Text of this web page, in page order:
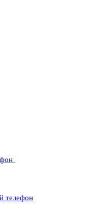
телефон